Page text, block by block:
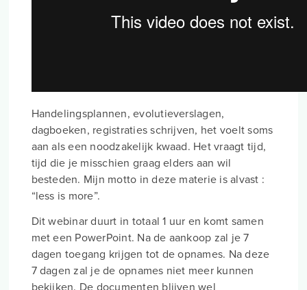
Handelingsplannen, evolutieverslagen,
dagboeken, registraties schrijven, het voelt soms
aan als een noodzakelijk kwaad. Het vraagt tijd,
tijd die je misschien graag elders aan wil
besteden. Mijn motto in deze materie is alvast :
“less is more”.
Dit webinar duurt in totaal 1 uur en komt samen
met een PowerPoint. Na de aankoop zal je 7
dagen toegang krijgen tot de opnames. Na deze
7 dagen zal je de opnames niet meer kunnen